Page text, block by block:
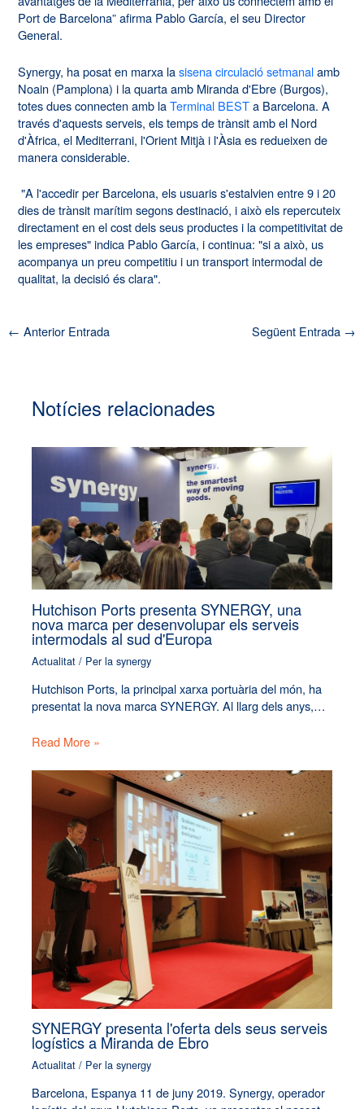
Port de Barcelona” afirma Pablo García, el seu Director
General.
Synergy, ha posat en marxa lasisena circulació setmanalamb
Noain (Pamplona) i la quarta amb Miranda d'Ebre (Burgos),
totes dues connecten amb laTerminal BESTa Barcelona. A
través d'aquests serveis, els temps de trànsit amb el Nord
d'Àfrica, el Mediterrani, l'Orient Mitjà i l'Àsia es redueixen de
manera considerable.
"A l'accedir per Barcelona, els usuaris s'estalvien entre 9 i 20
dies de trànsit marítim segons destinació, i això els repercuteix
directament en el cost dels seus productes i la competitivitat de
les empreses" indica Pablo García, i continua: "si a això, us
acompanya un preu competitiu i un transport intermodal de
qualitat, la decisió és clara".
← Anterior Entrada Següent Entrada →
Notícies relacionades
Hutchison Ports presenta SYNERGY, una
nova marca per desenvolupar els serveis
intermodals al sud d'Europa
Actualitat / Per la synergy
Hutchison Ports, la principal xarxa portuària del món, ha
presentat la nova marca SYNERGY. Al llarg dels anys,…
Read More »
SYNERGY presenta l'oferta dels seus serveis
logístics a Miranda de Ebro
Actualitat / Per la synergy
Barcelona, Espanya 11 de juny 2019. Synergy, operador